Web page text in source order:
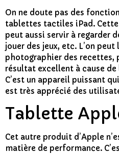
On ne doute pas des
tablettes tactiles iPad.
peut aussi servir à regarder
jouer des jeux, etc. L’on
photographier des recettes,
résultat excellent à cause
C’est un appareil puissant
est très apprécié des
Tablette
Cet autre produit d’Apple
matière de performance.